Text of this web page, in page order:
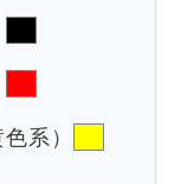
系）